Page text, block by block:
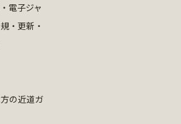
電子ジャ
・更新・
の近道ガ